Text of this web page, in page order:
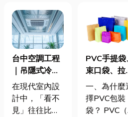
台中空調工程
｜吊隱式冷氣
怎麼藏才好
看？天花板高
度與出風口設
在現代室內設
計中，「看不
見」往往比
PVC手提袋
束口袋、拉
袋差在哪？
購重點全解析
一、為什麼
擇PVC包裝
袋？ PVC（聚